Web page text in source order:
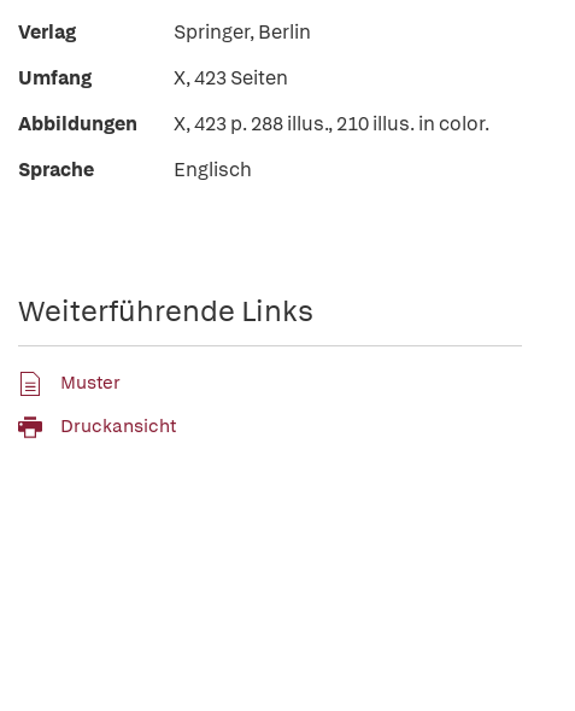
Verlag
Springer, Berlin
Umfang
X, 423 Seiten
Abbildungen
X, 423 p. 288 illus., 210 illus. in color.
Sprache
Englisch
Weiterführende Links
Muster
Druckansicht